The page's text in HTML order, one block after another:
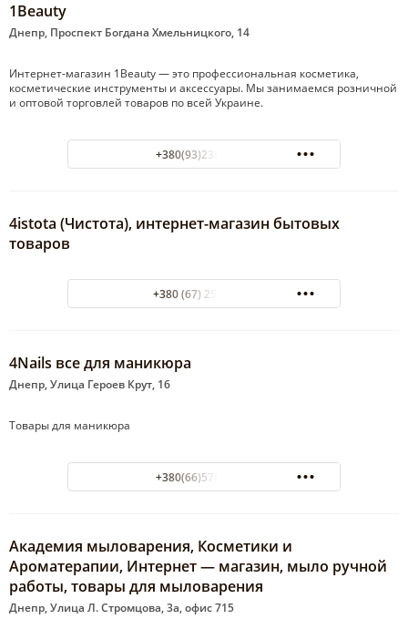
1Beauty
Днепр, Проспект Богдана Хмельницкого, 14
Интернет-магазин 1Beauty — это профессиональная косметика,
косметические инструменты и аксессуары. Мы занимаемся розничной
и оптовой торговлей товаров по всей Украине.
+380(93)238-88-78
4istota (Чистота), интернет-магазин бытовых
товаров
+380 (67) 254-91-30
4Nails все для маникюра
Днепр, Улица Героев Крут, 16
Товары для маникюра
+380(66)578-60-57
Академия мыловарения, Косметики и
Ароматерапии, Интернет — магазин, мыло ручной
работы, товары для мыловарения
Днепр, Улица Л. Стромцова, 3а, офис 715